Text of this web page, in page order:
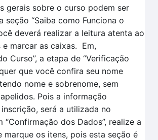
gerais sobre o curso podem ser
seção “Saiba como Funciona o
deverá realizar a leitura atentaao
e marcar as caixas. Em,
Curso”, a etapa de“Verificação
que você confira seu nome
nome e sobrenome, sem
Pois a informação
será a utilizada no
“Confirmação dos Dados”, realize a
marque os itens, pois esta seção é